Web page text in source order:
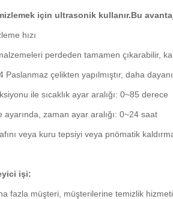
için ultrasonik kullanır.Bu
hızı
perdeden tamamen çıkarabilir,
Paslanmaz çelikten yapılmıştır, daha
ile sıcaklık ayar aralığı: 0~85 derece
ayarında, zaman ayar aralığı: 0~24 saat
veya kuru tepsiyi veya pnömatik
işi:
fazla müşteri, müşterilerine temizlik hizmeti